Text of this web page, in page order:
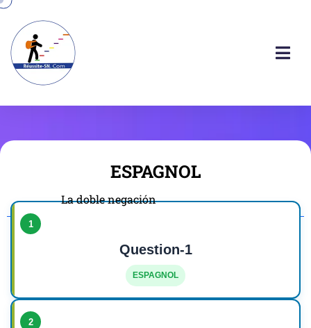
ESPAGNOL
La doble negación
1
Question-1
ESPAGNOL
2